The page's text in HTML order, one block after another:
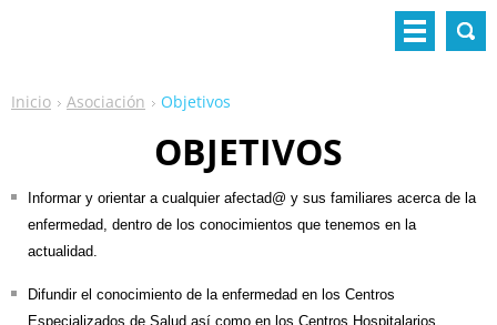
Inicio Asociación Objetivos
OBJETIVOS
Informar y orientar a cualquier afectad@ y sus familiares acerca de la
enfermedad, dentro de los conocimientos que tenemos en la
actualidad.
Difundir el conocimiento de la enfermedad en los Centros
Especializados de Salud así como en los Centros Hospitalarios.